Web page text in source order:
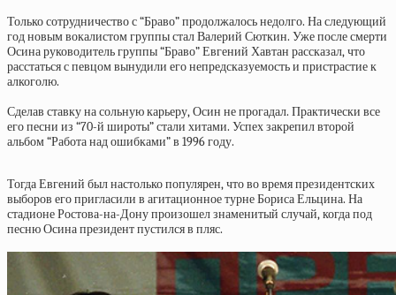
Только сотрудничество с “Браво” продолжалось недолго. На следующий
год новым вокалистом группы стал Валерий Сюткин. Уже после смерти
Осина руководитель группы “Браво” Евгений Хавтан рассказал, что
расстаться с певцом вынудили его непредсказуемость и пристрастие к
алкоголю.
Сделав ставку на сольную карьеру, Осин не прогадал. Практически все
его песни из “70-й широты” стали хитами. Успех закрепил второй
альбом “Работа над ошибками” в 1996 году.
Тогда Евгений был настолько популярен, что во время президентских
выборов его пригласили в агитационное турне Бориса Ельцина. На
стадионе Ростова-на-Дону произошел знаменитый случай, когда под
песню Осина президент пустился в пляс.